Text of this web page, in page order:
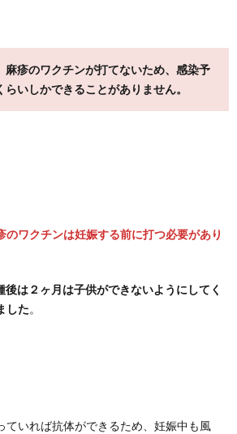
麻疹のワクチンが打てないため、感染予
らいしかできることがありません。
のワクチンは妊娠する前に打つ必要があり
後は２ヶ月は子供ができないようにしてく
した。
ていれば抗体ができるため、妊娠中も風